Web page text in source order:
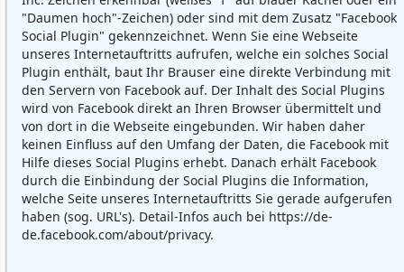
"Daumen hoch"-Zeichen) oder sind mit dem Zusatz "Facebook
Social Plugin" gekennzeichnet. Wenn Sie eine Webseite
unseres Internetauftritts aufrufen, welche ein solches Social
Plugin enthält, baut Ihr Brauser eine direkte Verbindung mit
den Servern von Facebook auf. Der Inhalt des Social Plugins
wird von Facebook direkt an Ihren Browser übermittelt und
von dort in die Webseite eingebunden. Wir haben daher
keinen Einfluss auf den Umfang der Daten, die Facebook mit
Hilfe dieses Social Plugins erhebt. Danach erhält Facebook
durch die Einbindung der Social Plugins die Information,
welche Seite unseres Internetauftritts Sie gerade aufgerufen
haben (sog. URL's). Detail-Infos auch bei https://de-
de.facebook.com/about/privacy.